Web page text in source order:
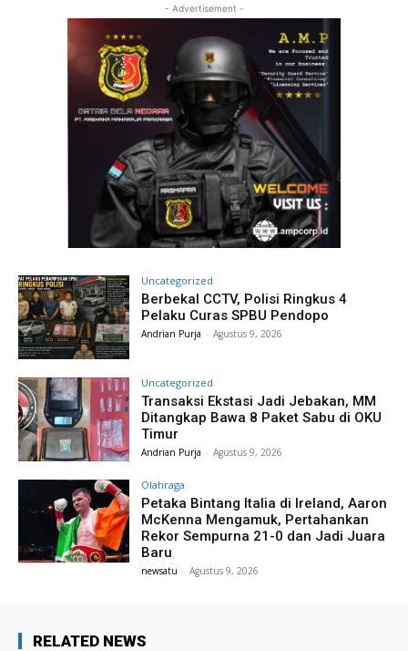
- Advertisement -
Uncategorized
Berbekal CCTV, Polisi Ringkus 4
Pelaku Curas SPBU Pendopo
Andrian Purja - Agustus 9, 2026
Uncategorized
Transaksi Ekstasi Jadi Jebakan, MM
Ditangkap Bawa 8 Paket Sabu di OKU
Timur
Andrian Purja - Agustus 9, 2026
Olahraga
Petaka Bintang Italia di Ireland, Aaron
McKenna Mengamuk, Pertahankan
Rekor Sempurna 21-0 dan Jadi Juara
Baru
newsatu - Agustus 9, 2026
RELATED NEWS